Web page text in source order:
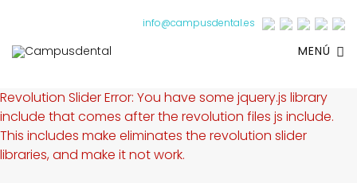
info@campusdental.es
MENÚ
Revolution Slider Error: You have some jquery.js library
include that comes after the revolution files js include.
This includes make eliminates the revolution slider
libraries, and make it not work.